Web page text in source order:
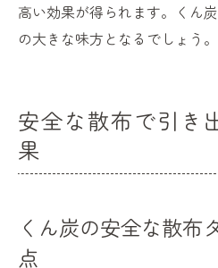
高い効果が得られます。くん
の大きな味方となるでしょう。
安全な散布で引き
果
くん炭の安全な散布
点